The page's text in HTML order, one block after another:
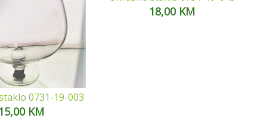
0731-19-003
KM
18,00 KM